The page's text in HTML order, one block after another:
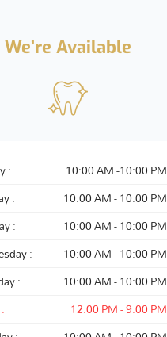
We’re Available
:
10:00 AM -10:00 PM
:
10:00 AM - 10:00 PM
:
10:00 AM - 10:00 PM
:
10:00 AM - 10:00 PM
:
10:00 AM - 10:00 PM
12:00 PM - 9:00 PM